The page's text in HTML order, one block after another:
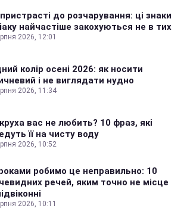
до розчарування: ці знаки
найчастіше закохуються не в тих
2026, 12:01
колір осені 2026: як носити
і не виглядати нудно
2026, 11:34
вас не любить? 10 фраз, які
її на чисту воду
2026, 10:52
робимо це неправильно: 10
речей, яким точно не місце
2026, 10:11